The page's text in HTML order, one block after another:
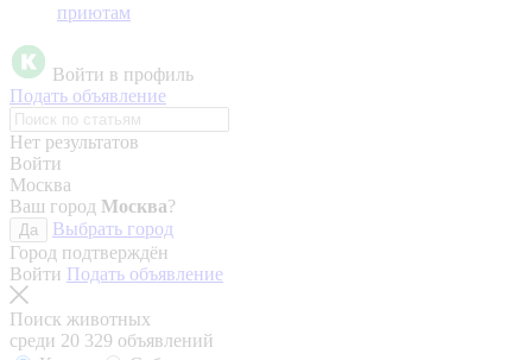
приютам
Войти в профиль
Подать объявление
Нет результатов
Войти
Москва
Ваш город Москва?
Да
Выбрать город
Город подтверждён
Войти Подать объявление
Поиск животных
среди 20 329 объявлений